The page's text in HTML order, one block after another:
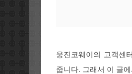
웅진코웨이의 고객센
줍니다. 그래서 이 글